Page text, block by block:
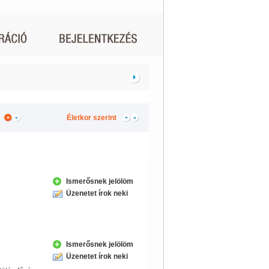
Életkor szerint
Ismerősnek jelölöm
Üzenetet írok neki
Ismerősnek jelölöm
Üzenetet írok neki